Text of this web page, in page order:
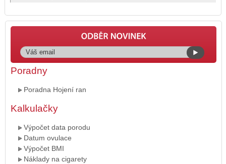
Poradny
Poradna Hojení ran
Kalkulačky
Výpočet data porodu
Datum ovulace
Výpočet BMI
Náklady na cigarety